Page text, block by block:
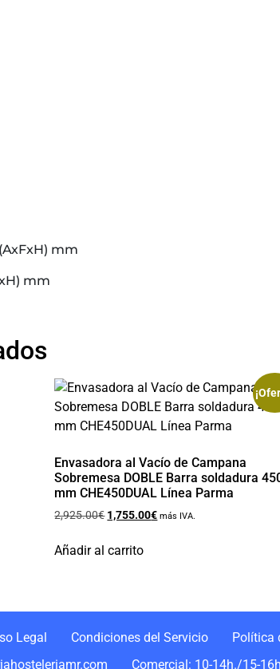
mm
mm
Envasadora al Vacío de Campana
Sobremesa DOBLE Barra soldadura
mm CHE450DUAL Línea Parma
2,925.00€ 1,755.00€ más IVA.
Añadir al carrito
Legal Condiciones del Servicio Política
Comercial: 10-14h./15-